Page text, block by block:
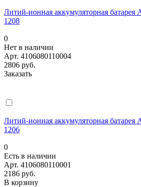
Литий-ионная аккумуляторная батарея
1208
0
Нет в наличии
Арт. 4106080110004
2806 руб.
Заказать
Литий-ионная аккумуляторная батарея
1206
0
Есть в наличии
Арт. 4106080110001
2186 руб.
В корзину